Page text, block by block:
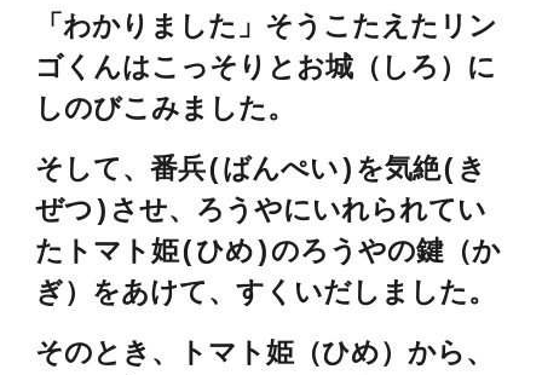
「わかりました」そうこたえたリン
ゴくんはこっそりとお城（しろ）に
しのびこみました。
そして、番兵(ばんぺい)を気絶(き
ぜつ)させ、ろうやにいれられてい
たトマト姫(ひめ)のろうやの鍵（か
ぎ）をあけて、すくいだしました。
そのとき、トマト姫（ひめ）から、